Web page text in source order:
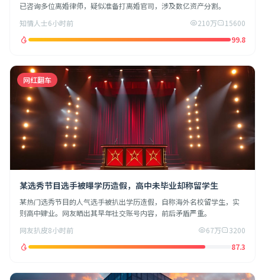
已咨询多位离婚律师，疑似准备打离婚官司，涉及数亿资产分割。
知情人士6小时前 210万
15600
99.8
网红翻车
某选秀节目选手被曝学历造假，高中未毕业却称留学生
某热门选秀节目的人气选手被扒出学历造假，自称海外名校留学生，实
则高中肄业。网友晒出其早年社交账号内容，前后矛盾严重。
网友扒皮8小时前 67万
3200
87.3